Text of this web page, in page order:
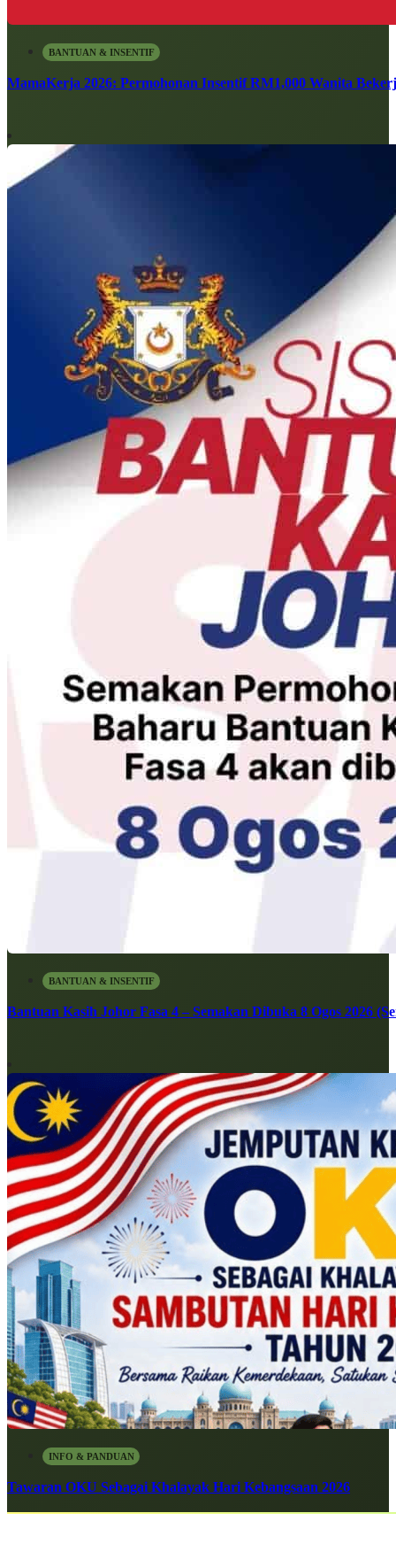
BANTUAN & INSENTIF
MamaKerja 2026: Permohonan Insentif RM1,000 Wanita
BANTUAN & INSENTIF
Bantuan Kasih Johor Fasa 4 – Semakan Dibuka 8 Ogos 2026
INFO & PANDUAN
Tawaran OKU Sebagai Khalayak Hari Kebangsaan 2026